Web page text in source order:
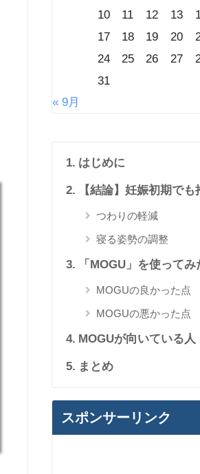
10
11 12 13
17
18 19 20
24
25 26 27
31
« 9月
はじめに
【結論】妊娠初期でも
つわりの軽減
寝る姿勢の調整
「MOGU」を使ってみ
MOGUの良かった点
MOGUの悪かった点
MOGUが向いている
まとめ
スポンサーリンク